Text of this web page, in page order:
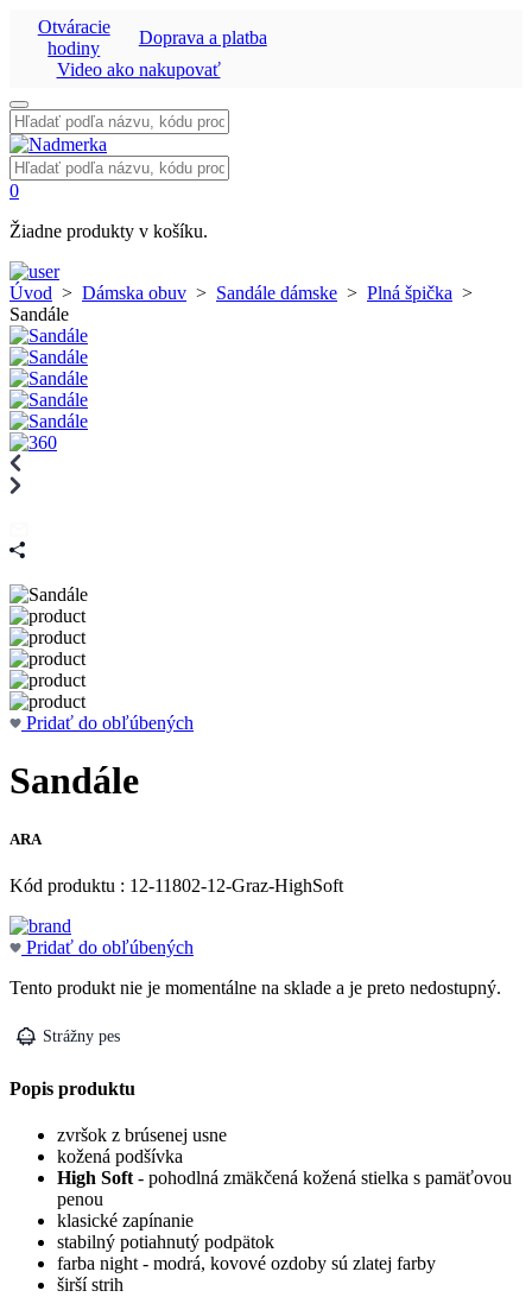
Otváracie
hodiny
Doprava a platba
Video ako nakupovať
Vyhľadať:
Vyhľadať:
0
Žiadne produkty v košíku.
Úvod > Dámska obuv > Sandále dámske > Plná špička >
Sandále
Pridať do obľúbených
Sandále
ARA
Kód produktu : 12-11802-12-Graz-HighSoft
Pridať do obľúbených
Tento produkt nie je momentálne na sklade a je preto nedostupný.
Strážny pes
Popis produktu
zvršok z brúsenej usne
kožená podšívka
High Soft - pohodlná zmäkčená kožená stielka s pamäťovou
penou
klasické zapínanie
stabilný potiahnutý podpätok
farba night - modrá, kovové ozdoby sú zlatej farby
širší strih